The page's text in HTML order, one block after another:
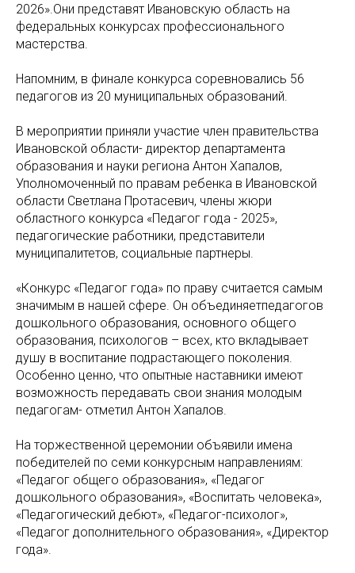
2026».Они представят Ивановскую область на
федеральных конкурсах профессионального
мастерства.
Напомним, в финале конкурса соревновались 56
педагогов из 20 муниципальных образований.
В мероприятии приняли участие член правительства
Ивановской области- директор департамента
образования и науки региона Антон Хапалов,
Уполномоченный по правам ребенка в Ивановской
области Светлана Протасевич, члены жюри
областного конкурса «Педагог года - 2025»,
педагогические работники, представители
муниципалитетов, социальные партнеры.
«Конкурс «Педагог года» по праву считается самым
значимым в нашей сфере. Он объединяетпедагогов
дошкольного образования, основного общего
образования, психологов – всех, кто вкладывает
душу в воспитание подрастающего поколения.
Особенно ценно, что опытные наставники имеют
возможность передавать свои знания молодым
педагогам- отметил Антон Хапалов.
На торжественной церемонии объявили имена
победителей по семи конкурсным направлениям:
«Педагог общего образования», «Педагог
дошкольного образования», «Воспитать человека»,
«Педагогический дебют», «Педагог-психолог»,
«Педагог дополнительного образования», «Директор
года».